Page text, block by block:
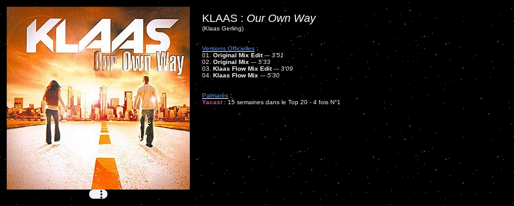
KLAAS : Our Own Way
(Klaas Gerling)
Versions Officielles :
01. Original Mix Edit--- 3'51
02. Original Mix --- 5'33
03.Klaas Flow Mix Edit--- 3'09
04. Klaas Flow Mix ---5'30
Palmarès :
Yacast: 15 semaines dans le Top 20 - 4 fois N°1